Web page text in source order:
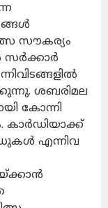
സൗകര്യം
സർക്കാർ
ശബരിമല
കോന്നി
കാർഡിയാക്ക്
എന്നിവ